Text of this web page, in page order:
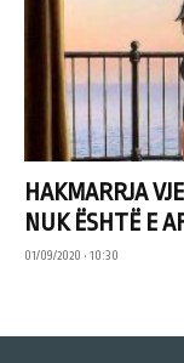
HAKMARRJA
NUK ËSHTË E
01/09/2020 • 10:30